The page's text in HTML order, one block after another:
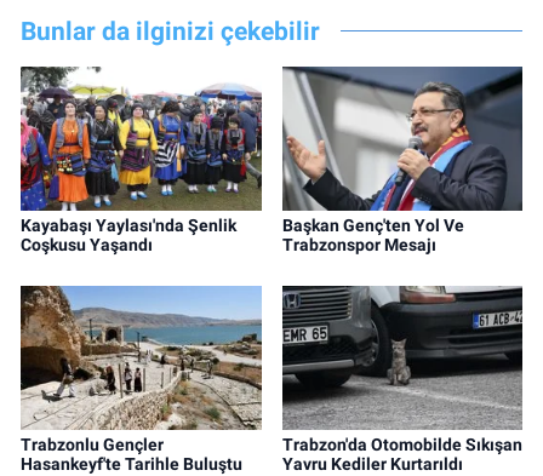
Bunlar da ilginizi çekebilir
Kayabaşı Yaylası'nda Şenlik
Coşkusu Yaşandı
Başkan Genç'ten Yol Ve
Trabzonspor Mesajı
Trabzonlu Gençler
Hasankeyf'te Tarihle Buluştu
Trabzon'da Otomobilde Sıkışan
Yavru Kediler Kurtarıldı